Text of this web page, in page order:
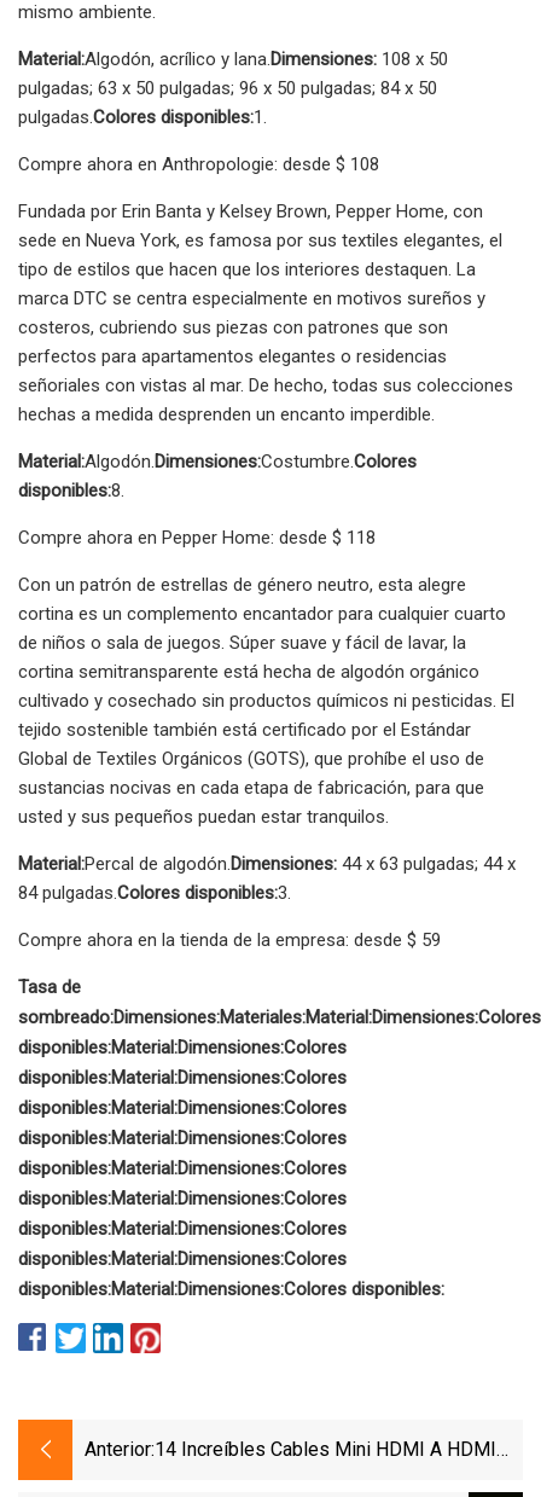
mismo ambiente.
Material:Algodón, acrílico y lana.Dimensiones: 108 x 50
pulgadas; 63 x 50 pulgadas; 96 x 50 pulgadas; 84 x 50
pulgadas.Colores disponibles:1.
Compre ahora en Anthropologie: desde $ 108
Fundada por Erin Banta y Kelsey Brown, Pepper Home, con
sede en Nueva York, es famosa por sus textiles elegantes, el
tipo de estilos que hacen que los interiores destaquen. La
marca DTC se centra especialmente en motivos sureños y
costeros, cubriendo sus piezas con patrones que son
perfectos para apartamentos elegantes o residencias
señoriales con vistas al mar. De hecho, todas sus colecciones
hechas a medida desprenden un encanto imperdible.
Material:Algodón.Dimensiones:Costumbre.Colores
disponibles:8.
Compre ahora en Pepper Home: desde $ 118
Con un patrón de estrellas de género neutro, esta alegre
cortina es un complemento encantador para cualquier cuarto
de niños o sala de juegos. Súper suave y fácil de lavar, la
cortina semitransparente está hecha de algodón orgánico
cultivado y cosechado sin productos químicos ni pesticidas. El
tejido sostenible también está certificado por el Estándar
Global de Textiles Orgánicos (GOTS), que prohíbe el uso de
sustancias nocivas en cada etapa de fabricación, para que
usted y sus pequeños puedan estar tranquilos.
Material:Percal de algodón.Dimensiones: 44 x 63 pulgadas; 44 x
84 pulgadas.Colores disponibles:3.
Compre ahora en la tienda de la empresa: desde $ 59
Tasa de
sombreado:Dimensiones:Materiales:Material:Dimensiones:Colores
disponibles:Material:Dimensiones:Colores
disponibles:Material:Dimensiones:Colores
disponibles:Material:Dimensiones:Colores
disponibles:Material:Dimensiones:Colores
disponibles:Material:Dimensiones:Colores
disponibles:Material:Dimensiones:Colores
disponibles:Material:Dimensiones:Colores
disponibles:Material:Dimensiones:Colores
disponibles:Material:Dimensiones:Colores disponibles:
Anterior:14 Increíbles Cables Mini HDMI A HDMI